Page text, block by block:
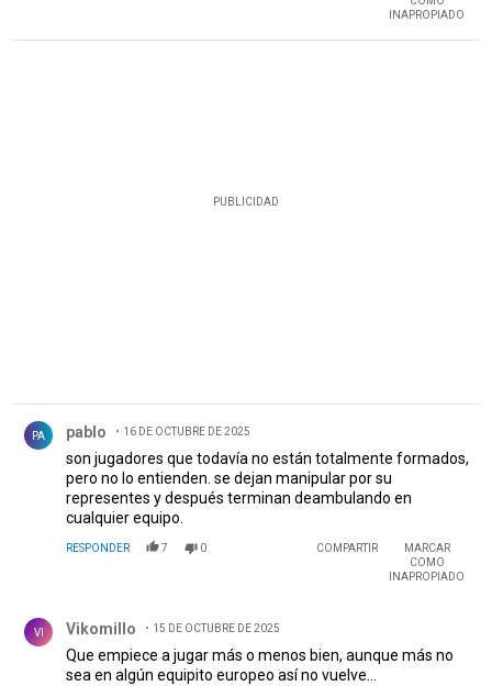
INAPROPIADO
PUBLICIDAD
PA pablo 16 DE OCTUBRE DE 2025
son jugadores que todavía no están totalmente formados,
pero no lo entienden. se dejan manipular por su
representes y después terminan deambulando en
cualquier equipo.
RESPONDER 7 0 COMPARTIR
MARCAR
COMO
INAPROPIADO
VI Vikomillo 15 DE OCTUBRE DE 2025
Que empiece a jugar más o menos bien, aunque más no
sea en algún equipito europeo así no vuelve...